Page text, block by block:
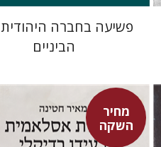
פשיעה בחברה היהודית
הביניים
מחיר
השקה